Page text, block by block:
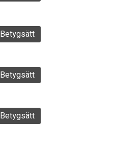
Betygsätt
Betygsätt
Betygsätt